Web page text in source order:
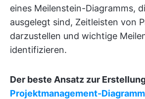
eines Meilenstein-Diagramms,
ausgelegt sind, Zeitleisten von
darzustellen und wichtige
identifizieren.
Der beste Ansatz zur
Projektmanagement-